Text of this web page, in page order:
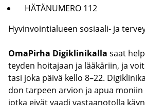
HÄ­TÄ­NU­ME­RO 112
Hy­vin­voin­tia­lu­een sosiaali-​ ja
Oma­Pir­ha Di­gikli­ni­kal­la saat
tey­den hoi­ta­jaan ja lää­kä­riin, ja
ta­si joka päivä kello 8–22.
don tar­peen ar­vion ja apua
jotka eivät vaadi vas­taa­no­tol­la